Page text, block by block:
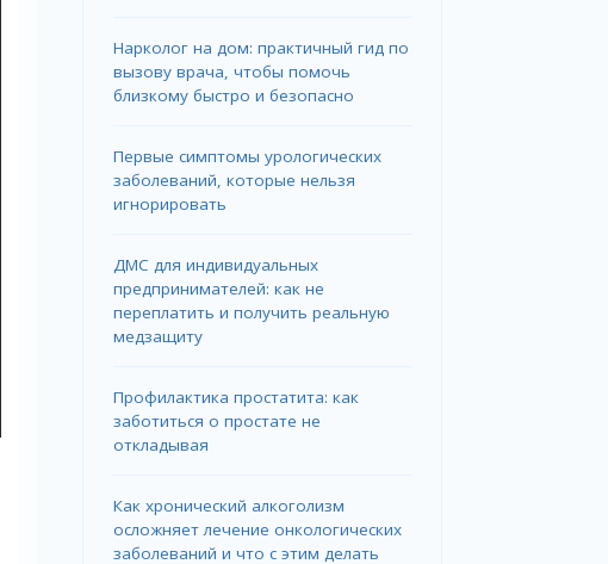
Нарколог на дом: практичный гид по
вызову врача, чтобы помочь
близкому быстро и безопасно
Первые симптомы урологических
заболеваний, которые нельзя
игнорировать
ДМС для индивидуальных
предпринимателей: как не
переплатить и получить реальную
медзащиту
Профилактика простатита: как
заботиться о простате не
откладывая
Как хронический алкоголизм
осложняет лечение онкологических
заболеваний и что с этим делать